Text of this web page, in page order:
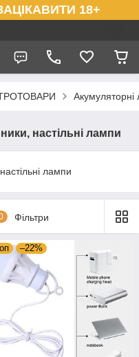
18+
Акумуляторні
настільні лампи
лампи
Фільтри
–22%